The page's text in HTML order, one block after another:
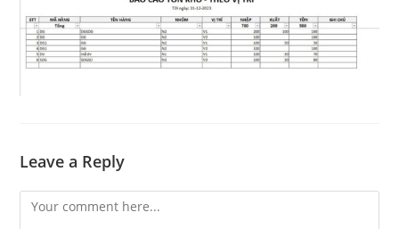
Leave a Reply
Comment